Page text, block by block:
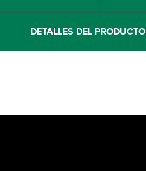
DETALLES DEL PRODUCTO